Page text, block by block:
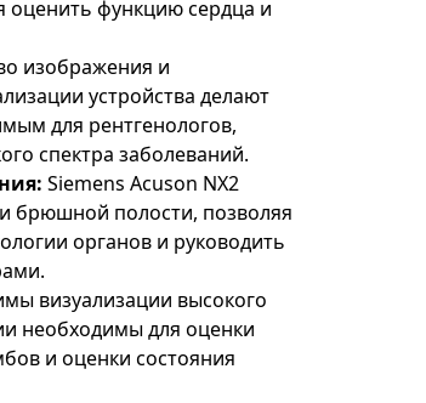
оценить функцию сердца и
изображения и
устройства делают
для рентгенологов,
спектра заболеваний.
Siemens Acuson NX2
брюшной полости, позволяя
органов и руководить
визуализации высокого
необходимы для оценки
и оценки состояния